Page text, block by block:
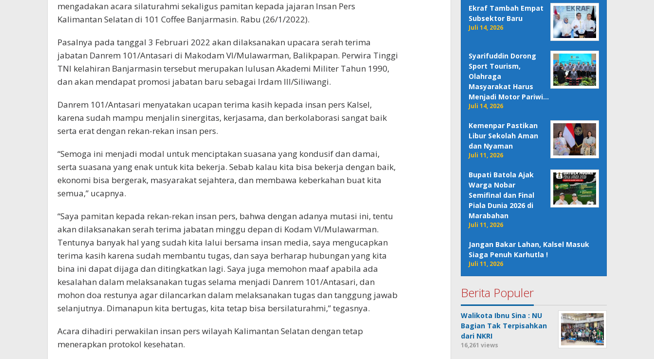
mengadakan acara silaturahmi sekaligus pamitan kepada jajaran Insan Pers
Kalimantan Selatan di 101 Coffee Banjarmasin. Rabu (26/1/2022).
Pasalnya pada tanggal 3 Februari 2022 akan dilaksanakan upacara serah terima
jabatan Danrem 101/Antasari di Makodam VI/Mulawarman, Balikpapan. Perwira Tinggi
TNI kelahiran Banjarmasin tersebut merupakan lulusan Akademi Militer Tahun 1990,
dan akan mendapat promosi jabatan baru sebagai Irdam III/Siliwangi.
Danrem 101/Antasari menyatakan ucapan terima kasih kepada insan pers Kalsel,
karena sudah mampu menjalin sinergitas, kerjasama, dan berkolaborasi sangat baik
serta erat dengan rekan-rekan insan pers.
“Semoga ini menjadi modal untuk menciptakan suasana yang kondusif dan damai,
serta suasana yang enak untuk kita bekerja. Sebab kalau kita bisa bekerja dengan baik,
ekonomi bisa bergerak, masyarakat sejahtera, dan membawa keberkahan buat kita
semua,” ucapnya.
“Saya pamitan kepada rekan-rekan insan pers, bahwa dengan adanya mutasi ini, tentu
akan dilaksanakan serah terima jabatan minggu depan di Kodam VI/Mulawarman.
Tentunya banyak hal yang sudah kita lalui bersama insan media, saya mengucapkan
terima kasih karena sudah membantu tugas, dan saya berharap hubungan yang kita
bina ini dapat dijaga dan ditingkatkan lagi. Saya juga memohon maaf apabila ada
kesalahan dalam melaksanakan tugas selama menjadi Danrem 101/Antasari, dan
mohon doa restunya agar dilancarkan dalam melaksanakan tugas dan tanggung jawab
selanjutnya. Dimanapun kita bertugas, kita tetap bisa bersilaturahmi,” tegasnya.
Acara dihadiri perwakilan insan pers wilayah Kalimantan Selatan dengan tetap
menerapkan protokol kesehatan.
Ekraf Tambah Empat
Subsektor Baru
Juli 14, 2026
Syarifuddin Dorong
Sport Tourism,
Olahraga
Masyarakat Harus
Menjadi Motor Pariwi…
Juli 14, 2026
Kemenpar Pastikan
Libur Sekolah Aman
dan Nyaman
Juli 11, 2026
Bupati Batola Ajak
Warga Nobar
Semifinal dan Final
Piala Dunia 2026 di
Marabahan
Juli 11, 2026
Jangan Bakar Lahan, Kalsel Masuk
Siaga Penuh Karhutla !
Juli 11, 2026
Berita Populer
Walikota Ibnu Sina : NU
Bagian Tak Terpisahkan
dari NKRI
16,261 views